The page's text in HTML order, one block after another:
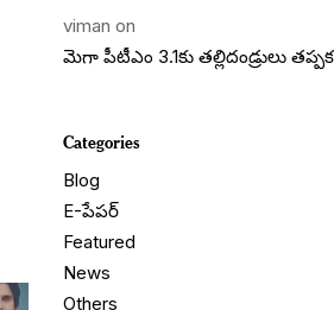
viman on
మెగా పీటీఎం 3.1కు తల్లిదండ్రులు
Categories
Blog
E-పేపర్
Featured
News
Others